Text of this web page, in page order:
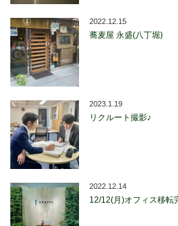
2022.12.15
蕎麦屋 永盛(八丁堀)
2023.1.19
リクルート撮影♪
2022.12.14
12/12(月)オフィス移転